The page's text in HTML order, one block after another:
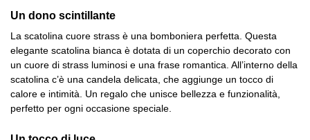
Un dono scintillante
La scatolina cuore strass è una bomboniera perfetta. Questa
elegante scatolina bianca è dotata di un coperchio decorato con
un cuore di strass luminosi e una frase romantica. All’interno della
scatolina c’è una candela delicata, che aggiunge un tocco di
calore e intimità. Un regalo che unisce bellezza e funzionalità,
perfetto per ogni occasione speciale.